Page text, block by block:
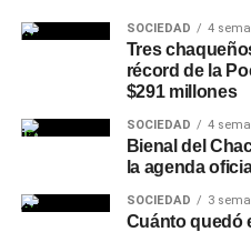
CONGRESO DE LA NACIÓN
DIETA SENADORES
PÉRDIDA DEL
PODER ADQUISITIVO
Seis de cada diez
en la jornada laboral por
NEA la mitad
La Provincia también
contingencia hídricay
Protección Civil y
ante situaciones
se incluyen el bombeo
sistemas hídricos, y la
dificultar la evacuación del
remarcan que las
SOCIEDAD 4
Tres
récord de la
$291 millones
SOCIEDAD 4
Bienal del
la agenda
SOCIEDAD 3
Cuánto quedó